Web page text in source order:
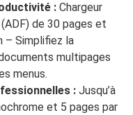
: Chargeur
de 30 pages et
– Simplifiez la
multipages
menus.
: Jusqu’à
et 5 pages par